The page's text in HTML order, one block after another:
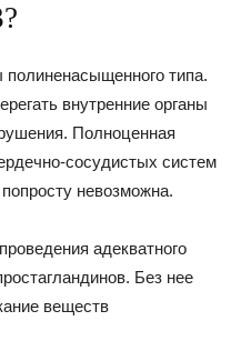
типа.
внутренние органы
Полноценная
сосудистых систем
невозможна.
адекватного
Без нее
веществ